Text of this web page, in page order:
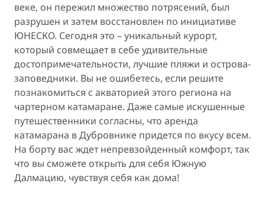
веке, он пережил множество потрясений, был
разрушен и затем восстановлен по инициативе
ЮНЕСКО. Сегодня это – уникальный курорт,
который совмещает в себе удивительные
достопримечательности, лучшие пляжи и острова-
заповедники. Вы не ошибетесь, если решите
познакомиться с акваторией этого региона на
чартерном катамаране. Даже самые искушенные
путешественники согласны, что аренда
катамарана в Дубровнике придется по вкусу всем.
На борту вас ждет непревзойденный комфорт, так
что вы сможете открыть для себя Южную
Далмацию, чувствуя себя как дома!